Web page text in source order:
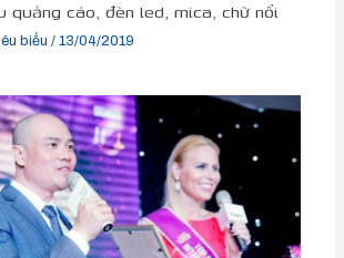
quảng cáo, đèn led, mica, chữ nổi
biểu /13/04/2019